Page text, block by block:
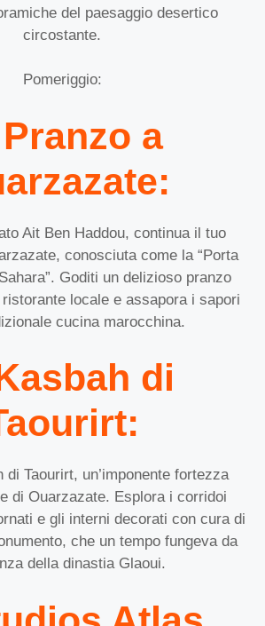
del paesaggio desertico
circostante.
Pomeriggio:
a
Ait Ben Haddou, continua il tuo
conosciuta come la “Porta
Goditi un delizioso pranzo
locale e assapora i sapori
cucina marocchina.
di
di Taourirt, un’imponente fortezza
di Ouarzazate. Esplora i corridoi
e gli interni decorati con cura di
che un tempo fungeva da
della dinastia Glaoui.